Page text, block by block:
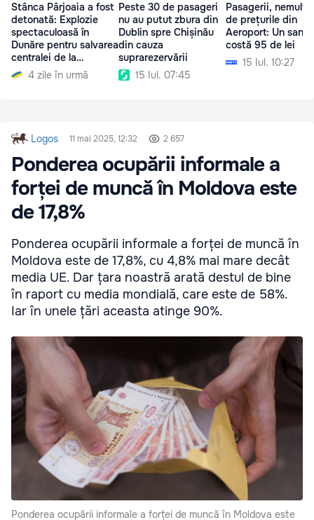
Stânca Pârjoaia a fost
detonată: Explozie
spectaculoasă în
Dunăre pentru salvarea
centralei de la
Cernavodă
4 zile în urmă
Peste 30 de pasageri
nu au putut zbura din
Dublin spre Chișinău
din cauza
suprarezervării
15 Iul. 07:45
Pasagerii,
de prețurile din
Aeroport: Un
costă 95 de lei
15 Iul. 10:27
Logos 11 mai 2025, 12:32 2 657
Ponderea ocupării informale a
forței de muncă în Moldova este
de 17,8%
Ponderea ocupării informale a forței de muncă în
Moldova este de 17,8%, cu 4,8% mai mare decât
media UE. Dar țara noastră arată destul de bine
în raport cu media mondială, care este de 58%.
Iar în unele țări aceasta atinge 90%.
Ponderea ocupării informale a forței de muncă în Moldova este